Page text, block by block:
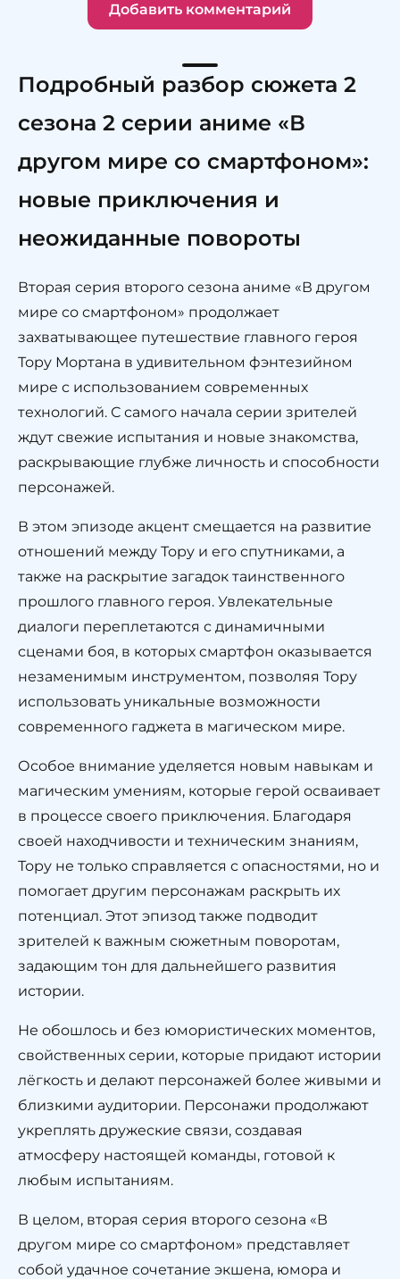
Добавить комментарий
Подробный разбор сюжета 2
сезона 2 серии аниме «В
другом мире со смартфоном»:
новые приключения и
неожиданные повороты
Вторая серия второго сезона аниме «В другом
мире со смартфоном» продолжает
захватывающее путешествие главного героя
Тору Мортана в удивительном фэнтезийном
мире с использованием современных
технологий. С самого начала серии зрителей
ждут свежие испытания и новые знакомства,
раскрывающие глубже личность и способности
персонажей.
В этом эпизоде акцент смещается на развитие
отношений между Тору и его спутниками, а
также на раскрытие загадок таинственного
прошлого главного героя. Увлекательные
диалоги переплетаются с динамичными
сценами боя, в которых смартфон оказывается
незаменимым инструментом, позволяя Тору
использовать уникальные возможности
современного гаджета в магическом мире.
Особое внимание уделяется новым навыкам и
магическим умениям, которые герой осваивает
в процессе своего приключения. Благодаря
своей находчивости и техническим знаниям,
Тору не только справляется с опасностями, но и
помогает другим персонажам раскрыть их
потенциал. Этот эпизод также подводит
зрителей к важным сюжетным поворотам,
задающим тон для дальнейшего развития
истории.
Не обошлось и без юмористических моментов,
свойственных серии, которые придают истории
лёгкость и делают персонажей более живыми и
близкими аудитории. Персонажи продолжают
укреплять дружеские связи, создавая
атмосферу настоящей команды, готовой к
любым испытаниям.
В целом, вторая серия второго сезона «В
другом мире со смартфоном» представляет
собой удачное сочетание экшена, юмора и